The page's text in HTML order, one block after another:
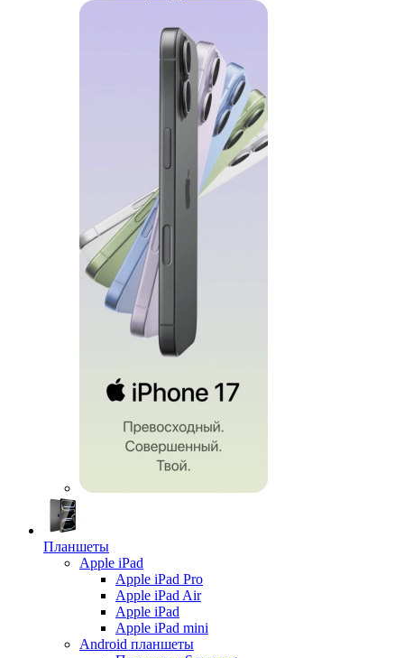
Планшеты
Apple iPad
Apple iPad Pro
Apple iPad Air
Apple iPad
Apple iPad mini
Android планшеты